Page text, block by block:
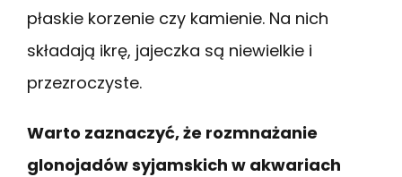
płaskie korzenie czy kamienie. Na nich
składają ikrę, jajeczka są niewielkie i
przezroczyste.
Warto zaznaczyć, że rozmnażanie
glonojadów syjamskich w akwariach